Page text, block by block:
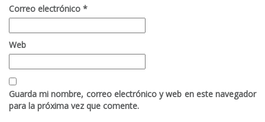
Correo electrónico *
Web
Guarda mi nombre, correo electrónico y web en este navegador
para la próxima vez que comente.